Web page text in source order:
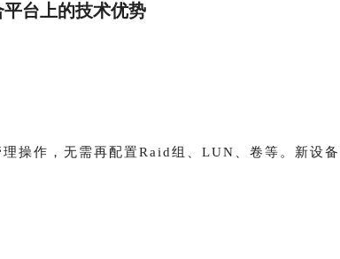
台上的技术优势
操作，无需再配置Raid组、LUN、卷等。新设